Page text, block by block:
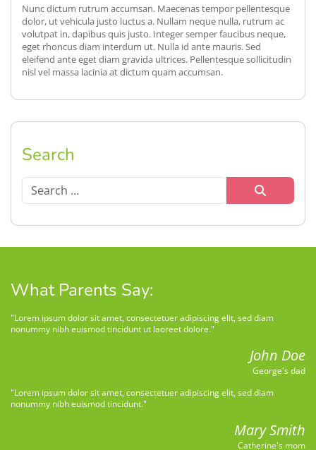
Nunc dictum rutrum accumsan. Maecenas tempor pellentesque
dolor, ut vehicula justo luctus a. Nullam neque nulla, rutrum ac
volutpat in, dapibus quis justo. Integer semper faucibus neque,
eget rhoncus diam interdum ut. Nulla id ante mauris. Sed
eleifend ante eget diam gravida ultrices. Pellentesque sollicitudin
nisl vel massa lacinia at dictum quam accumsan.
Search
Search
What Parents Say:
"Lorem ipsum dolor sit amet, consectetuer adipiscing elit, sed diam
nonummy nibh euismod tincidunt ut laoreet dolore."
John Doe
George's dad
"Lorem ipsum dolor sit amet, consectetuer adipiscing elit, sed diam
nonummy nibh euismod tincidunt."
Mary Smith
Catherine's mom